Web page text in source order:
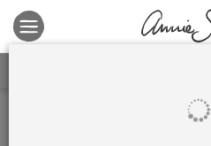
Obowiązują zasady i warunki.
szczegółów.
Inspiracje